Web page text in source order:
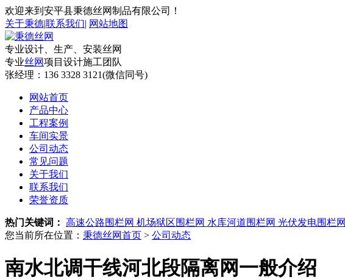
欢迎来到安平县秉德丝网制品有限公司！
关于秉德|联系我们| 网站地图
专业设计、生产、安装丝网
专业丝网项目设计施工团队
张经理： 136 3328 3121(微信同号)
网站首页
产品中心
工程案例
车间实景
公司动态
常见问题
关于我们
联系我们
荣誉资质
热门关键词： 高速公路围栏网 机场狱区围栏网 水库河道围栏网 光伏发电围栏网
您当前所在位置： 秉德丝网首页 > 公司动态
南水北调干线河北段隔离网一般介绍